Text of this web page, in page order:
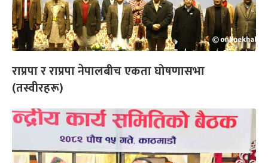
राप्रपा र राप्रपा नेपालबीच एकता घोषणासभा
(तस्वीरहरू)